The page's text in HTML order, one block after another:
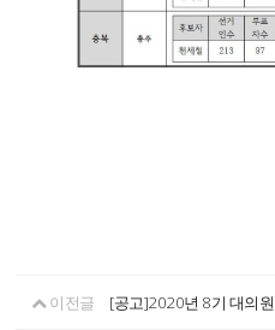
이전글